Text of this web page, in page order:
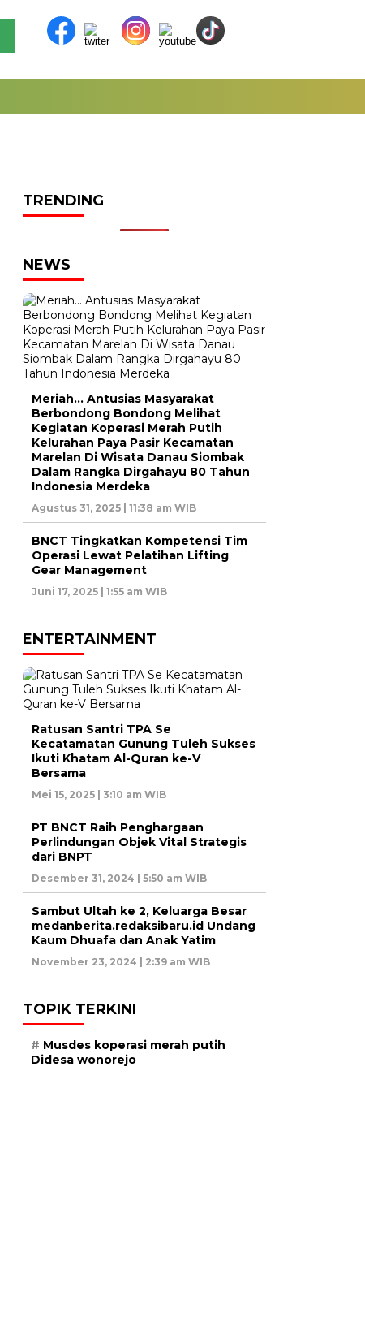
TRENDING
NEWS
Meriah… Antusias Masyarakat
Berbondong Bondong Melihat
Kegiatan Koperasi Merah Putih
Kelurahan Paya Pasir Kecamatan
Marelan Di Wisata Danau Siombak
Dalam Rangka Dirgahayu 80 Tahun
Indonesia Merdeka
Agustus 31, 2025 | 11:38 am WIB
BNCT Tingkatkan Kompetensi Tim
Operasi Lewat Pelatihan Lifting
Gear Management
Juni 17, 2025 | 1:55 am WIB
ENTERTAINMENT
Ratusan Santri TPA Se
Kecatamatan Gunung Tuleh Sukses
Ikuti Khatam Al-Quran ke-V
Bersama
Mei 15, 2025 | 3:10 am WIB
PT BNCT Raih Penghargaan
Perlindungan Objek Vital Strategis
dari BNPT
Desember 31, 2024 | 5:50 am WIB
Sambut Ultah ke 2, Keluarga Besar
medanberita.redaksibaru.id Undang
Kaum Dhuafa dan Anak Yatim
November 23, 2024 | 2:39 am WIB
TOPIK TERKINI
Musdes koperasi merah putih
Didesa wonorejo